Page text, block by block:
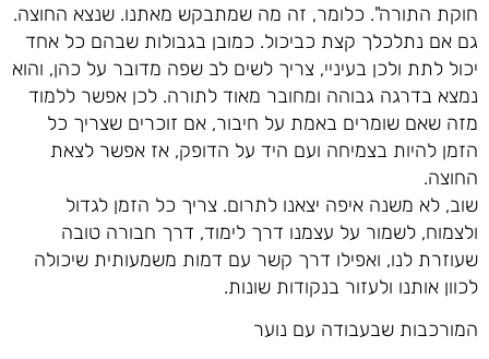
חוקת התורה". כלומר, זה מה שמתבקש מאתנו. שנצא החוצה.
גם אם נתלכלך קצת כביכול. כמובן בגבולות שבהם כל אחד
יכול לתת ולכן בעיניי, צריך לשים לב שפה מדובר על כהן, והוא
נמצא בדרגה גבוהה ומחובר מאוד לתורה. לכן אפשר ללמוד
מזה שאם שומרים באמת על חיבור, אם זוכרים שצריך כל
הזמן להיות בצמיחה ועם היד על הדופק, אז אפשר לצאת
החוצה.
שוב, לא משנה איפה יצאנו לתרום. צריך כל הזמן לגדול
ולצמוח, לשמור על עצמנו דרך לימוד, דרך חבורה טובה
שעוזרת לנו, ואפילו דרך קשר עם דמות משמעותית שיכולה
לכוון אותנו ולעזור בנקודות שונות.
המורכבות שבעבודה עם נוער